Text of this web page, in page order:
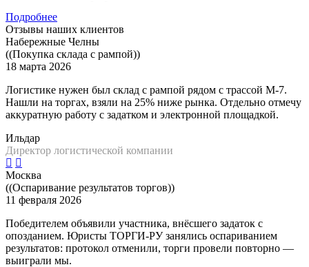
Подробнее
Отзывы наших клиентов
Набережные Челны
((Покупка склада с рампой))
18 марта 2026
Логистике нужен был склад с рампой рядом с трассой М-7.
Нашли на торгах, взяли на 25% ниже рынка. Отдельно отмечу
аккуратную работу с задатком и электронной площадкой.
Ильдар
Директор логистической компании
Москва
((Оспаривание результатов торгов))
11 февраля 2026
Победителем объявили участника, внёсшего задаток с
опозданием. Юристы ТОРГИ-РУ занялись оспариванием
результатов: протокол отменили, торги провели повторно —
выиграли мы.